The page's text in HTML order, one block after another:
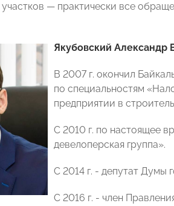
— практически все
Якубовский Александр
В 2007 г. окончил
по специальностям
предприятии в
С 2010 г. по настоящее
девелоперская группа».
С 2014 г. - депутат Думы
С 2016 г. - член